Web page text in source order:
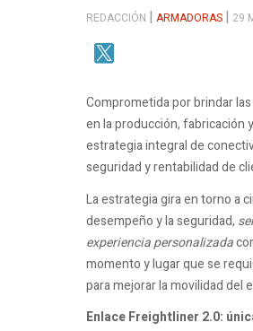
REDACCIÓN ARMADORAS 29
Comprometida por brindar
en la producción, fabricación
estrategia integral de
seguridad y rentabilidad de
La estrategia gira en torno a
desempeño y la seguridad,
experiencia personalizada
momento y lugar que se
para mejorar la movilidad del
Enlace Freightliner 2.0: